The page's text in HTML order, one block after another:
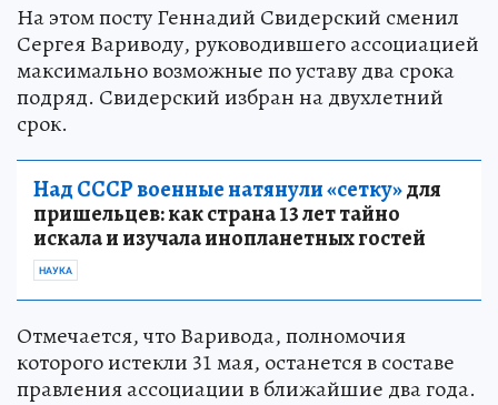
На этом посту Геннадий Свидерский сменил
Сергея Вариводу, руководившего ассоциацией
максимально возможные по уставу два срока
подряд. Свидерский избран на двухлетний
срок.
Над СССР военные натянули «сетку»для
пришельцев: как страна 13 лет тайно
искала и изучала инопланетных гостей
НАУКА
Отмечается, что Варивода, полномочия
которого истекли 31 мая, останется в составе
правления ассоциации в ближайшие два года.